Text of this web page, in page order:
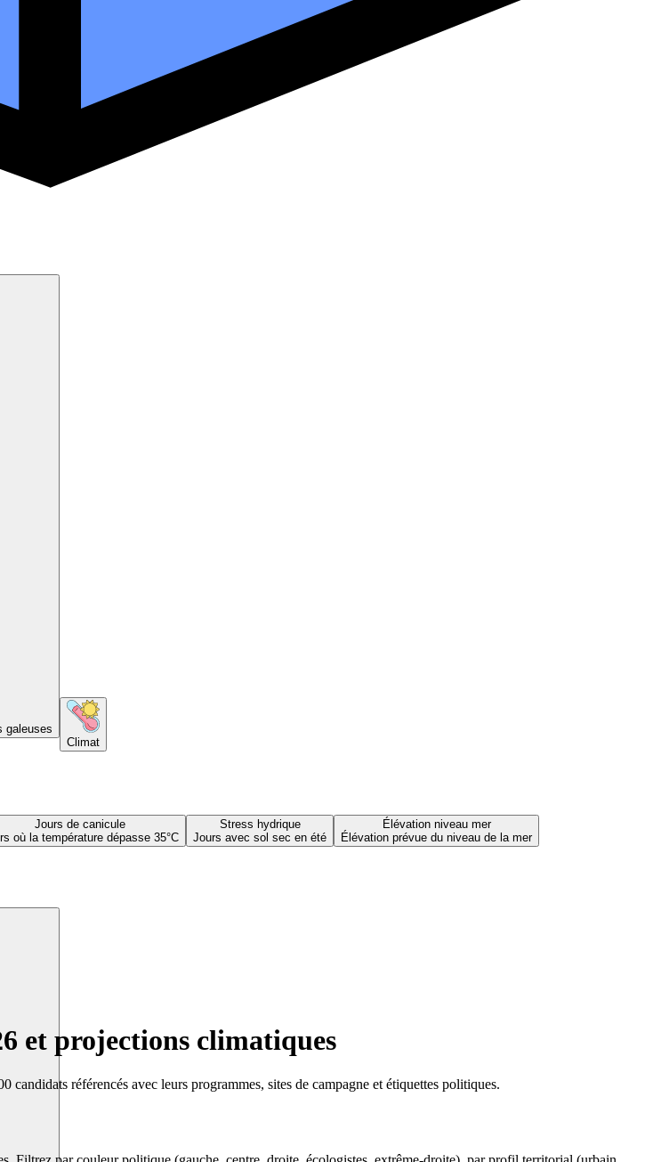
galeuses
Climat
Jours de canicule
où la température dépasse 35°C
Stress hydrique
Jours avec sol sec en été
Élévation niveau mer
Élévation prévue du niveau de la mer
et projections climatiques
référencés avec leurs programmes, sites de campagne et étiquettes politiques.